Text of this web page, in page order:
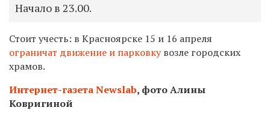
Начало в 23.00.
Стоит учесть: в Красноярске 15 и 16 апреля
ограничат движение и парковкувозле городских
храмов.
Интернет-газета Newslab, фото Алины
Ковригиной